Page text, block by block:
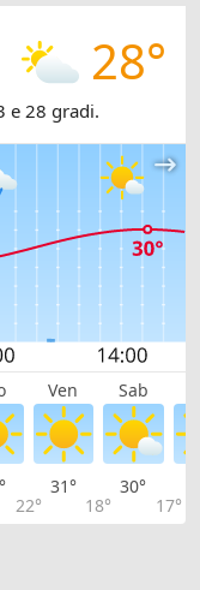
28°
e 28 gradi.
Ven Sab
22°
31°
18°
30°
17°